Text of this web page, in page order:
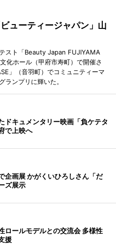
ューティージャパン」山
スト「Beauty Japan FUJIYAMA
化ホール（甲府市寿町）で開催さ
」（音羽町）でコミュニティーマ
ランプリに輝いた。
ドキュメンタリー映画「負ケテタ
で上映へ
企画展 かがくいひろしさん「だ
ズ展示
ロールモデルとの交流会 多様性
援